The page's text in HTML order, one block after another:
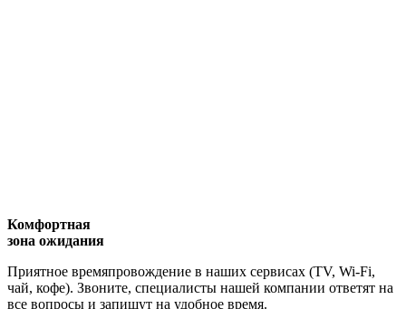
Комфортная
зона ожидания
Приятное времяпровождение в наших сервисах (TV, Wi-Fi,
чай, кофе). Звоните, специалисты нашей компании ответят на
все вопросы и запишут на удобное время.